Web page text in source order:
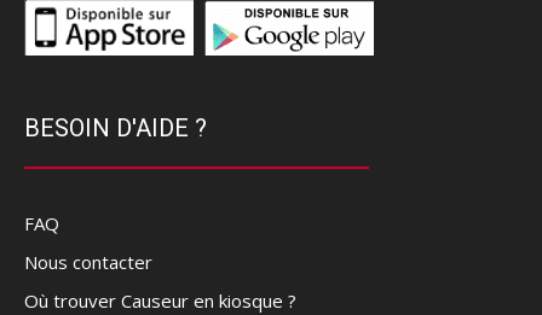
BESOIN D'AIDE ?
FAQ
Nous contacter
Où trouver Causeur en kiosque ?